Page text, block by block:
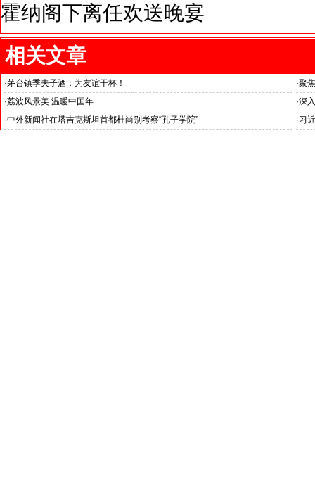
霍纳阁下离任欢送晚宴
相关文章
·茅台镇季夫子酒：为友谊干杯！ ·聚
·荔波风景美 温暖中国年 ·深
·中外新闻社在塔吉克斯坦首都杜尚别考察“孔子学院” ·习